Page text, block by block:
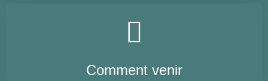
Comment venir